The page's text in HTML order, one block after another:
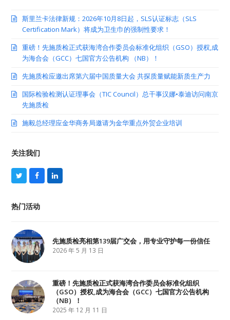
斯里兰卡法律新规：2026年10月8日起，SLS认证标志（SLS
Certification Mark）将成为卫生巾的强制性要求！
重磅！先施质检正式获海湾合作委员会标准化组织（GSO）授权,成
为海合会（GCC）七国官方公告机构 （NB）！
先施质检应邀出席第六届中国质量大会 共探质量赋能新质生产力
国际检验检测认证理事会（TIC Council）总干事汉娜•泰迪访问南京
先施质检
施毅总经理应金华商务局邀请为金华重点外贸企业培训
关注我们
T
w
t
t
F
a
b
L
i
热门活动
先施质检亮相第139届广交会，用专业守护每一份信任
2026 年 5 月 13 日
重磅！先施质检正式获海湾合作委员会标准化组织
（GSO）授权,成为海合会（GCC）七国官方公告机构
（NB）！
2025 年 12 月 11 日